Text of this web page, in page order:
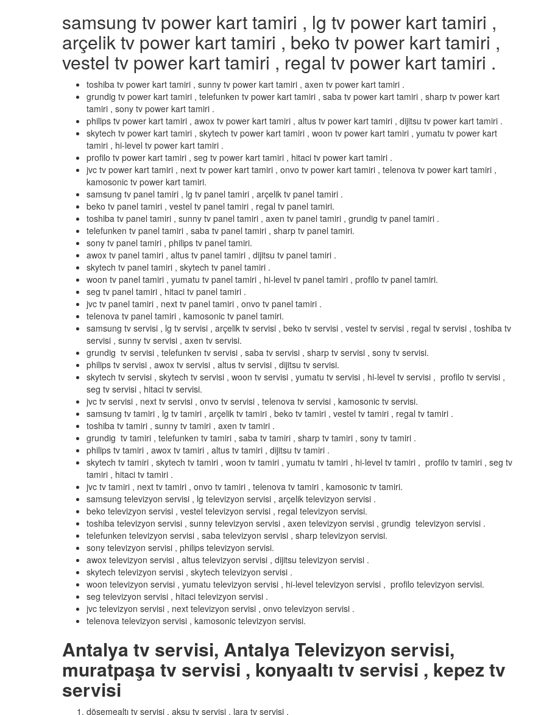
samsung tv power kart tamiri , lg tv power kart tamiri ,
arçelik tv power kart tamiri , beko tv power kart tamiri ,
vestel tv power kart tamiri , regal tv power kart tamiri .
toshiba tv power kart tamiri , sunny tv power kart tamiri , axen tv power kart tamiri .
grundig tv power kart tamiri , telefunken tv power kart tamiri , saba tv power kart tamiri , sharp tv power kart
tamiri , sony tv power kart tamiri .
philips tv power kart tamiri , awox tv power kart tamiri , altus tv power kart tamiri , dijitsu tv power kart tamiri .
skytech tv power kart tamiri , skytech tv power kart tamiri , woon tv power kart tamiri , yumatu tv power kart
tamiri , hi-level tv power kart tamiri .
profilo tv power kart tamiri , seg tv power kart tamiri , hitaci tv power kart tamiri .
jvc tv power kart tamiri , next tv power kart tamiri , onvo tv power kart tamiri , telenova tv power kart tamiri ,
kamosonic tv power kart tamiri.
samsung tv panel tamiri , lg tv panel tamiri , arçelik tv panel tamiri .
beko tv panel tamiri , vestel tv panel tamiri , regal tv panel tamiri.
toshiba tv panel tamiri , sunny tv panel tamiri , axen tv panel tamiri , grundig tv panel tamiri .
telefunken tv panel tamiri , saba tv panel tamiri , sharp tv panel tamiri.
sony tv panel tamiri , philips tv panel tamiri.
awox tv panel tamiri , altus tv panel tamiri , dijitsu tv panel tamiri .
skytech tv panel tamiri , skytech tv panel tamiri .
woon tv panel tamiri , yumatu tv panel tamiri , hi-level tv panel tamiri , profilo tv panel tamiri.
seg tv panel tamiri , hitaci tv panel tamiri .
jvc tv panel tamiri , next tv panel tamiri , onvo tv panel tamiri .
telenova tv panel tamiri , kamosonic tv panel tamiri.
samsung tv servisi , lg tv servisi , arçelik tv servisi , beko tv servisi , vestel tv servisi , regal tv servisi , toshiba tv
servisi , sunny tv servisi , axen tv servisi.
grundig tv servisi , telefunken tv servisi , saba tv servisi , sharp tv servisi , sony tv servisi.
philips tv servisi , awox tv servisi , altus tv servisi , dijitsu tv servisi.
skytech tv servisi , skytech tv servisi , woon tv servisi , yumatu tv servisi , hi-level tv servisi , profilo tv servisi ,
seg tv servisi , hitaci tv servisi.
jvc tv servisi , next tv servisi , onvo tv servisi , telenova tv servisi , kamosonic tv servisi.
samsung tv tamiri , lg tv tamiri , arçelik tv tamiri , beko tv tamiri , vestel tv tamiri , regal tv tamiri .
toshiba tv tamiri , sunny tv tamiri , axen tv tamiri .
grundig tv tamiri , telefunken tv tamiri , saba tv tamiri , sharp tv tamiri , sony tv tamiri .
philips tv tamiri , awox tv tamiri , altus tv tamiri , dijitsu tv tamiri .
skytech tv tamiri , skytech tv tamiri , woon tv tamiri , yumatu tv tamiri , hi-level tv tamiri , profilo tv tamiri , seg tv
tamiri , hitaci tv tamiri .
jvc tv tamiri , next tv tamiri , onvo tv tamiri , telenova tv tamiri , kamosonic tv tamiri.
samsung televizyon servisi , lg televizyon servisi , arçelik televizyon servisi .
beko televizyon servisi , vestel televizyon servisi , regal televizyon servisi.
toshiba televizyon servisi , sunny televizyon servisi , axen televizyon servisi , grundig televizyon servisi .
telefunken televizyon servisi , saba televizyon servisi , sharp televizyon servisi.
sony televizyon servisi , philips televizyon servisi.
awox televizyon servisi , altus televizyon servisi , dijitsu televizyon servisi .
skytech televizyon servisi , skytech televizyon servisi .
woon televizyon servisi , yumatu televizyon servisi , hi-level televizyon servisi , profilo televizyon servisi.
seg televizyon servisi , hitaci televizyon servisi .
jvc televizyon servisi , next televizyon servisi , onvo televizyon servisi .
telenova televizyon servisi , kamosonic televizyon servisi.
Antalya tv servisi, Antalya Televizyon servisi,
muratpaşa tv servisi , konyaaltı tv servisi , kepez tv
servisi
döşemealtı tv servisi , aksu tv servisi , lara tv servisi .